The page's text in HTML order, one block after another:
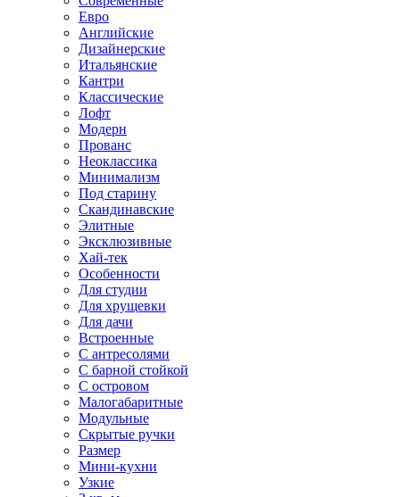
Евро
Английские
Дизайнерские
Итальянские
Кантри
Классические
Лофт
Модерн
Прованс
Неоклассика
Минимализм
Под старину
Скандинавские
Элитные
Эксклюзивные
Хай-тек
Особенности
Для студии
Для хрущевки
Для дачи
Встроенные
С антресолями
С барной стойкой
С островом
Малогабаритные
Модульные
Скрытые ручки
Размер
Мини-кухни
Узкие